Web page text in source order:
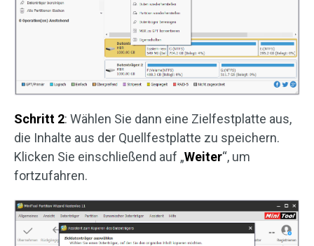
Schritt 2: Wählen Sie dann eine Zielfestplatte aus,
die Inhalte aus der Quellfestplatte zu speichern.
Klicken Sie einschließend auf „Weiter“, um
fortzufahren.